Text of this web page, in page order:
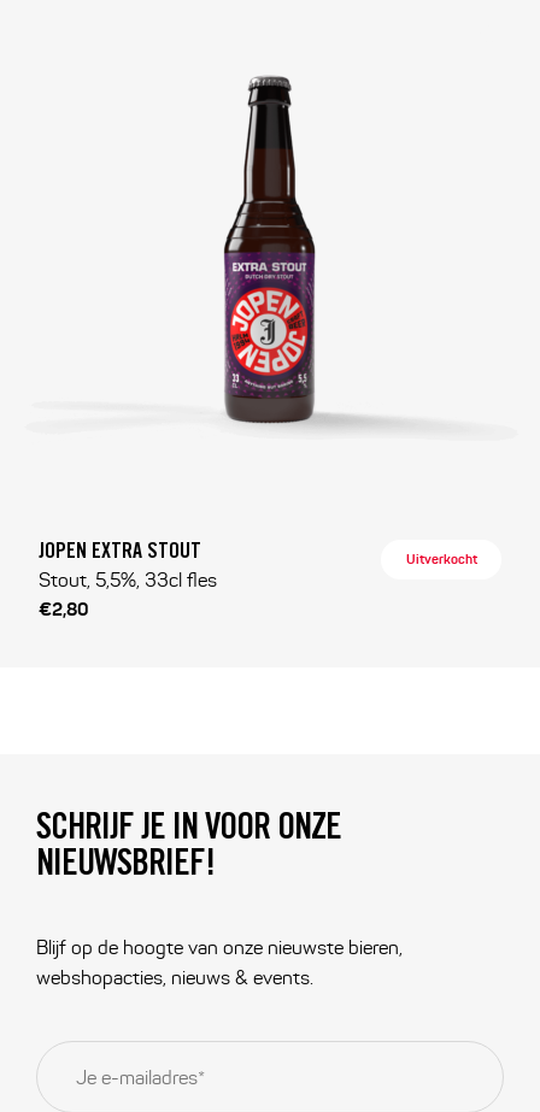
JOPEN EXTRA STOUT
Stout, 5,5%, 33cl fles
€2,80
Uitverkocht
SCHRIJF JE IN VOOR ONZE
NIEUWSBRIEF!
Blijf op de hoogte van onze nieuwste bieren,
webshopacties, nieuws & events.
E-
mailadres *